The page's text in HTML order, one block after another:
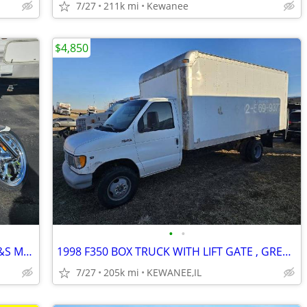
7/27 211k mi Kewanee
2007 IRON HORSE OUTLAW CHOPPER S&S MOTOR BAD ASS BIKE NASTY PIPES
• •
1998 F350 BOX TRUCK WITH LIFT GATE , GREAT FOR MOVING FURNITURE
7/27 205k mi KEWANEE,IL
$4,850